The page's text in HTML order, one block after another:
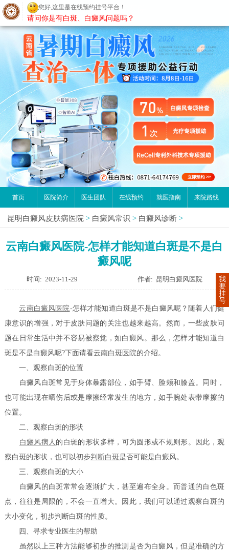
昆明白癜风医院
首页 医院简介 医生团队 在线预约 就医指南 来院路线
昆明白癜风皮肤病医院 > 白癜风常识 > 白癜风诊断 >
云南白癜风医院-怎样才能知道白斑是不是白
癜风呢
时间: 2023-11-29 作者: 昆明白癜风医院
云南白癜风医院-怎样才能知道白斑是不是白癜风呢？随着人们健
康意识的增强，对于皮肤问题的关注也越来越高。然而，一些皮肤问
题在日常生活中并不容易被察觉，如白癜风。那么，怎样才能知道白
斑是不是白癜风呢?下面请看云南白斑医院的介绍。
一、观察白斑的位置
白癜风白斑常见于身体暴露部位，如手臂、脸颊和膝盖。同时，
也可能出现在晒伤后或是摩擦经常发生的地方，如手腕处表带摩擦的
位置。
二、观察白斑的形状
白癜风病人 的白斑的形状多样，可为圆形或不规则形。因此，观
察白斑的形状，也可以初步判断白斑是否可能是白癜风。
三、观察白斑的大小
白癜风的白斑常常会逐渐扩大，甚至遍布全身。而普通的白色斑
点，往往是局限的，不会一直增大。因此，我们可以通过观察白斑的
大小变化，初步判断白斑的性质。
四、寻求专业医生的帮助
虽然以上三种方法能够初步的推测是否为白癜风，但是准确的方
我
要
挂
号
您好,这里是在线预约挂号平台！
请问你是有白斑、白癜风问题吗？